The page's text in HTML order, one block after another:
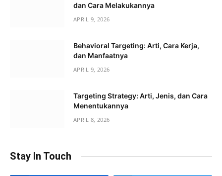
dan Cara Melakukannya
APRIL 9, 2026
Behavioral Targeting: Arti, Cara Kerja,
dan Manfaatnya
APRIL 9, 2026
Targeting Strategy: Arti, Jenis, dan Cara
Menentukannya
APRIL 8, 2026
Stay In Touch